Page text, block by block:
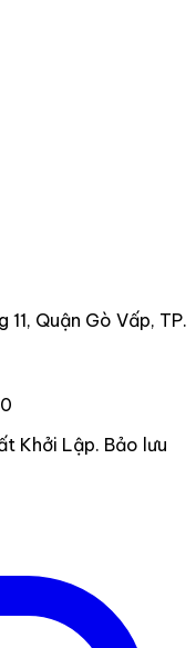
Quận Gò Vấp, TP.
Khởi Lập. Bảo lưu